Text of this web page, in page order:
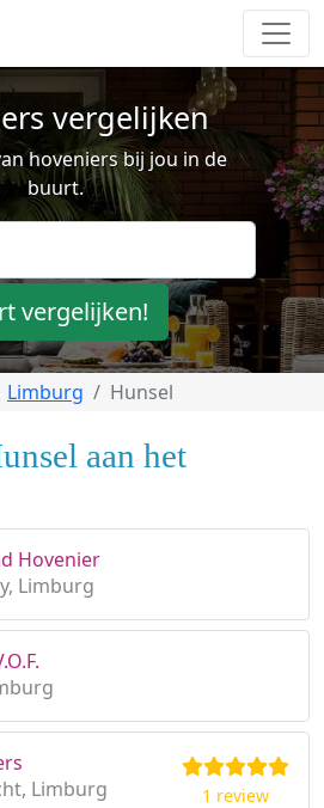
vergelijken
hoveniers bij jou in de
buurt.
vergelijken!
Limburg Hunsel
aan het
Hovenier
Limburg
Limburg
1 review